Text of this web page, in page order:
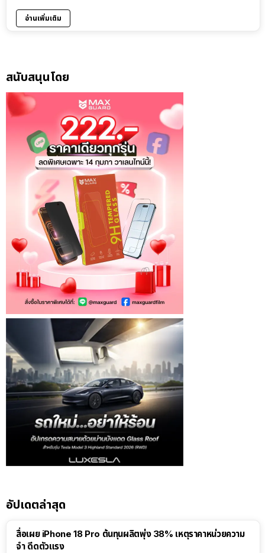
อ่านเพิ่มเติม
สนับสนุนโดย
อัปเดตล่าสุด
สื่อเผย iPhone 18 Pro ต้นทุนผลิตพุ่ง 38% เหตุราคาหน่วยความ
จำ ดีดตัวแรง